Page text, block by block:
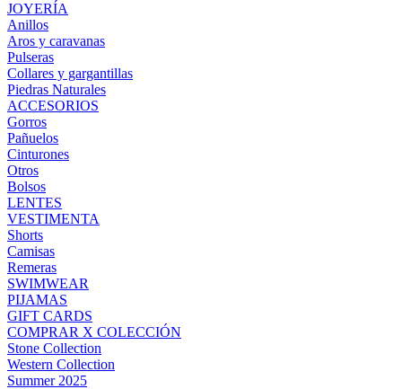
JOYERÍA
Anillos
Aros y caravanas
Pulseras
Collares y gargantillas
Piedras Naturales
ACCESORIOS
Gorros
Pañuelos
Cinturones
Otros
Bolsos
LENTES
VESTIMENTA
Shorts
Camisas
Remeras
SWIMWEAR
PIJAMAS
GIFT CARDS
COMPRAR X COLECCIÓN
Stone Collection
Western Collection
Summer 2025